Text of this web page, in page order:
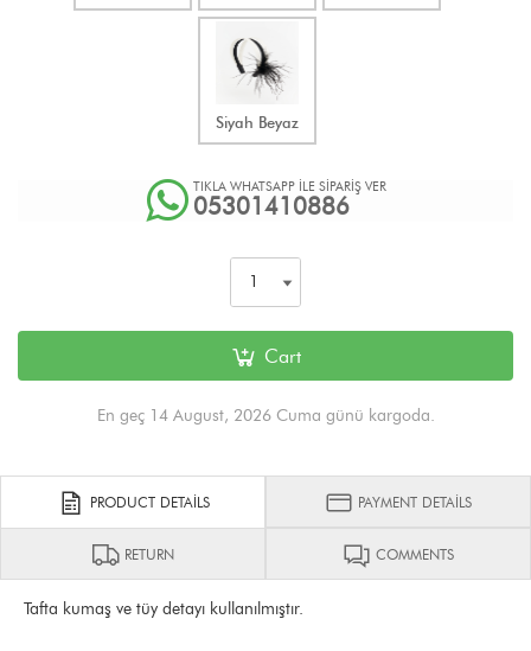
Siyah Beyaz
TIKLA WHATSAPP İLE SİPARİŞ VER
05301410886
Cart
En geç 14 August, 2026 Cuma günü kargoda.
PRODUCT DETAILS PAYMENT DETAILS
RETURN COMMENTS
Tafta kumaş ve tüy detayı kullanılmıştır.